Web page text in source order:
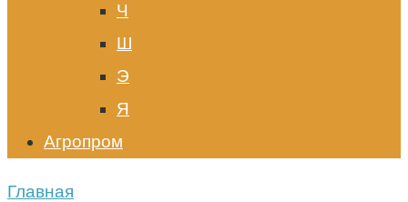
Ч
Ш
Э
Я
Агропром
Главная